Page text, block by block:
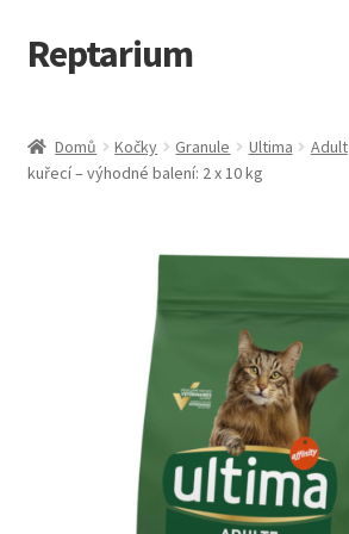
Přeskočit
na
Přejít
k
webu
Reptarium
Košík
Domů Kočky Granule Ultima Adult
kuřecí – výhodné balení: 2 x 10 kg